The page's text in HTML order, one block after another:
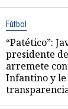
Fútbol
“Patético”:
presidente
arremete
Infantino y le